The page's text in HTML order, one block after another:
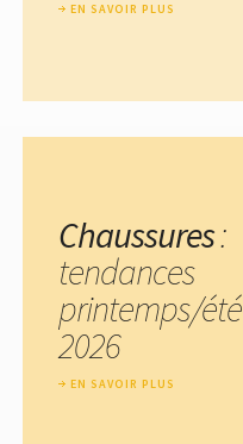
EN SAVOIR PLUS
Chaussures:
tendances
printemps/été
2026
EN SAVOIR PLUS